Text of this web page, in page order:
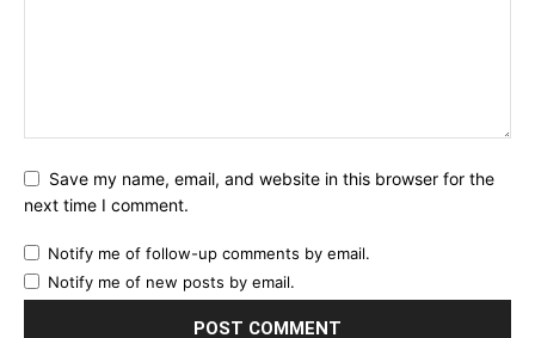
Save my name, email, and website in this browser for the
next time I comment.
Notify me of follow-up comments by email.
Notify me of new posts by email.